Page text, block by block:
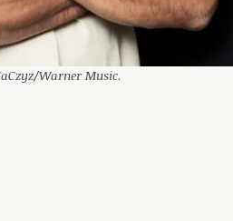
Warner Music.